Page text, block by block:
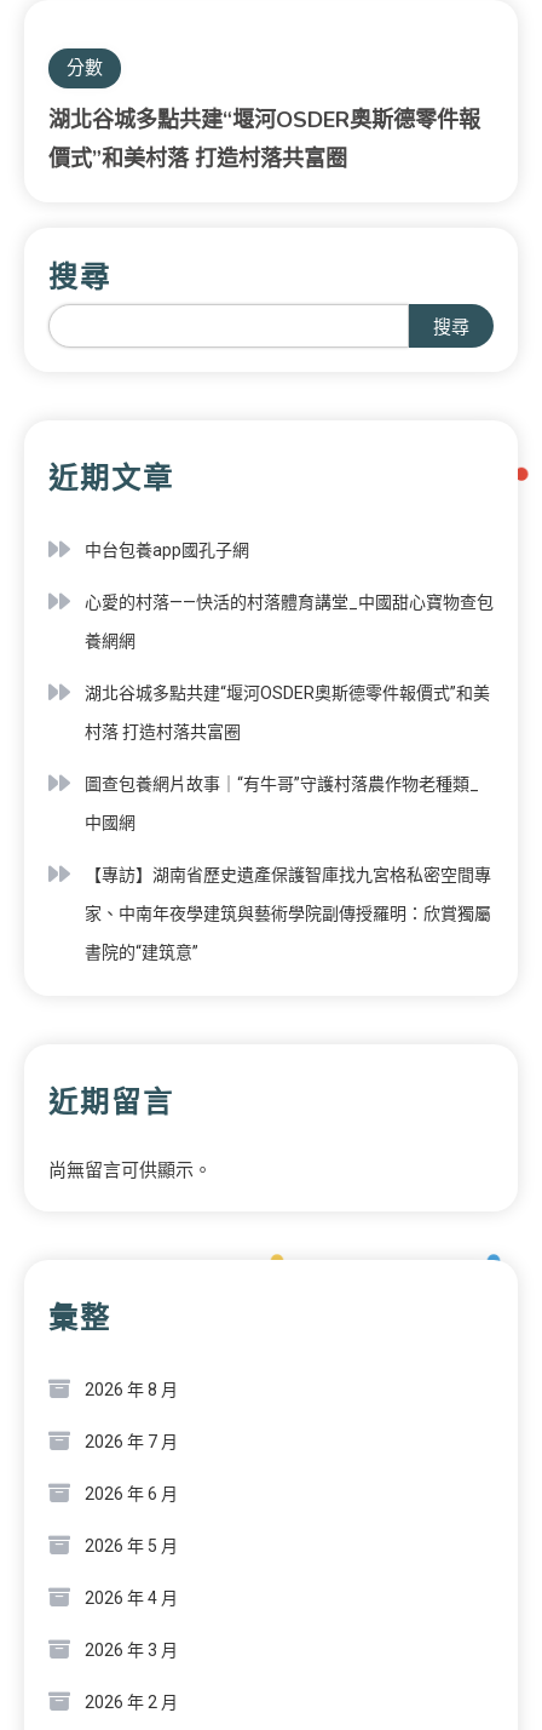
分數
湖北谷城多點共建“堰河OSDER奧斯德零件報
價式”和美村落 打造村落共富圈
搜尋
搜尋
近期文章
中台包養app國孔子網
心愛的村落——快活的村落體育講堂_中國甜心寶物查包
養網網
湖北谷城多點共建“堰河OSDER奧斯德零件報價式”和美
村落 打造村落共富圈
圖查包養網片故事｜“有牛哥”守護村落農作物老種類_
中國網
【專訪】湖南省歷史遺產保護智庫找九宮格私密空間專
家、中南年夜學建筑與藝術學院副傳授羅明：欣賞獨屬
書院的“建筑意”
近期留言
尚無留言可供顯示。
彙整
2026 年 8 月
2026 年 7 月
2026 年 6 月
2026 年 5 月
2026 年 4 月
2026 年 3 月
2026 年 2 月